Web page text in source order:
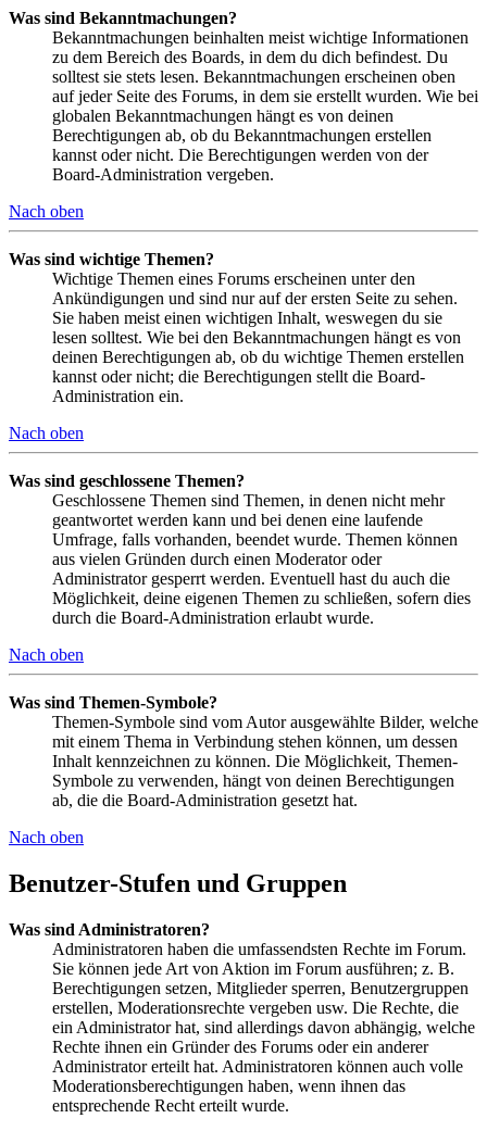
Was sind Bekanntmachungen?
Bekanntmachungen beinhalten meist wichtige Informationen
zu dem Bereich des Boards, in dem du dich befindest. Du
solltest sie stets lesen. Bekanntmachungen erscheinen oben
auf jeder Seite des Forums, in dem sie erstellt wurden. Wie bei
globalen Bekanntmachungen hängt es von deinen
Berechtigungen ab, ob du Bekanntmachungen erstellen
kannst oder nicht. Die Berechtigungen werden von der
Board-Administration vergeben.
Nach oben
Was sind wichtige Themen?
Wichtige Themen eines Forums erscheinen unter den
Ankündigungen und sind nur auf der ersten Seite zu sehen.
Sie haben meist einen wichtigen Inhalt, weswegen du sie
lesen solltest. Wie bei den Bekanntmachungen hängt es von
deinen Berechtigungen ab, ob du wichtige Themen erstellen
kannst oder nicht; die Berechtigungen stellt die Board-
Administration ein.
Nach oben
Was sind geschlossene Themen?
Geschlossene Themen sind Themen, in denen nicht mehr
geantwortet werden kann und bei denen eine laufende
Umfrage, falls vorhanden, beendet wurde. Themen können
aus vielen Gründen durch einen Moderator oder
Administrator gesperrt werden. Eventuell hast du auch die
Möglichkeit, deine eigenen Themen zu schließen, sofern dies
durch die Board-Administration erlaubt wurde.
Nach oben
Was sind Themen-Symbole?
Themen-Symbole sind vom Autor ausgewählte Bilder, welche
mit einem Thema in Verbindung stehen können, um dessen
Inhalt kennzeichnen zu können. Die Möglichkeit, Themen-
Symbole zu verwenden, hängt von deinen Berechtigungen
ab, die die Board-Administration gesetzt hat.
Nach oben
Benutzer-Stufen und Gruppen
Was sind Administratoren?
Administratoren haben die umfassendsten Rechte im Forum.
Sie können jede Art von Aktion im Forum ausführen; z. B.
Berechtigungen setzen, Mitglieder sperren, Benutzergruppen
erstellen, Moderationsrechte vergeben usw. Die Rechte, die
ein Administrator hat, sind allerdings davon abhängig, welche
Rechte ihnen ein Gründer des Forums oder ein anderer
Administrator erteilt hat. Administratoren können auch volle
Moderationsberechtigungen haben, wenn ihnen das
entsprechende Recht erteilt wurde.